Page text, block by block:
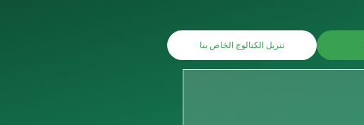
تنزيل الكتالوج الخاص بنا